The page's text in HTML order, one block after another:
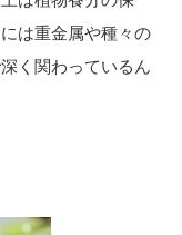
は重金属や種々の
く関わっているん